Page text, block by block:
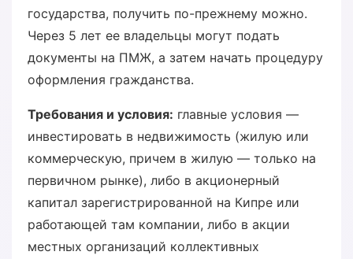
государства, получить по-прежнему можно.
Через 5 лет ее владельцы могут подать
документы на ПМЖ, а затем начать процедуру
оформления гражданства.
Требования и условия: главные условия —
инвестировать в недвижимость (жилую или
коммерческую, причем в жилую — только на
первичном рынке), либо в акционерный
капитал зарегистрированной на Кипре или
работающей там компании, либо в акции
местных организаций коллективных